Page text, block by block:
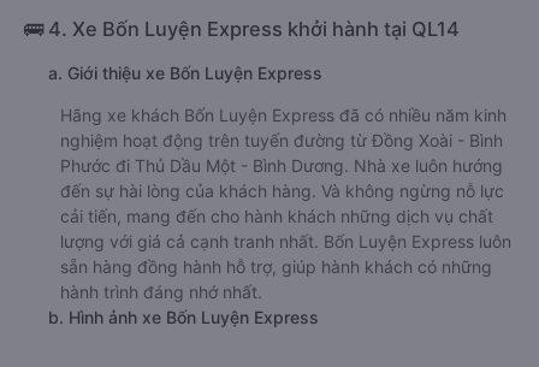
🚌 4. Xe Bốn Luyện Express khởi hành tại QL14
a. Giới thiệu xe Bốn Luyện Express
Hãng xe khách Bốn Luyện Express đã có nhiều năm kinh
nghiệm hoạt động trên tuyến đường từ Đồng Xoài - Bình
Phước đi Thủ Dầu Một - Bình Dương. Nhà xe luôn hướng
đến sự hài lòng của khách hàng. Và không ngừng nỗ lực
cải tiến, mang đến cho hành khách những dịch vụ chất
lượng với giá cả cạnh tranh nhất. Bốn Luyện Express luôn
sẵn hàng đồng hành hỗ trợ, giúp hành khách có những
hành trình đáng nhớ nhất.
b. Hình ảnh xe Bốn Luyện Express